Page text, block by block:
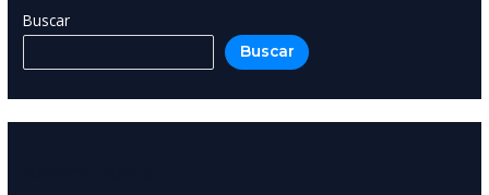
Buscar
Buscar